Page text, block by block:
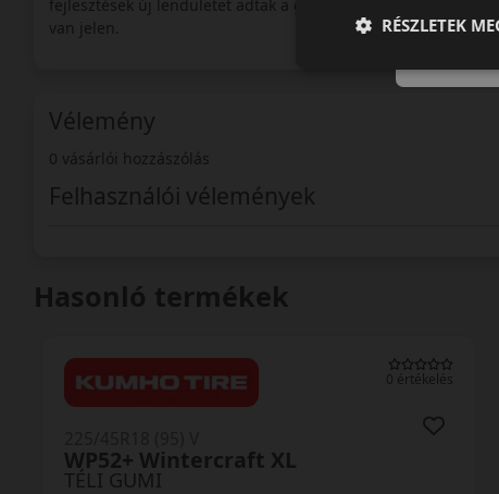
fejlesztések új lendületet adtak a gyár számára. A verseny
van jelen.
Vélemény
0 vásárlói hozzászólás
Felhasználói vélemények
Hasonló termékek
0 értékelés
TÉLI GUMI
Winguard Sport2 WU7 XL
RÉSZLETEK